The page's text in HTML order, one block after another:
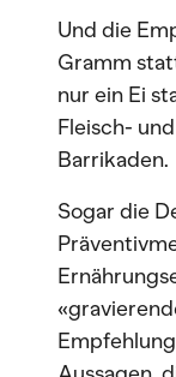
Und die
Gramm
nur ein Ei
Fleisch-
Barrikaden.
Sogar die